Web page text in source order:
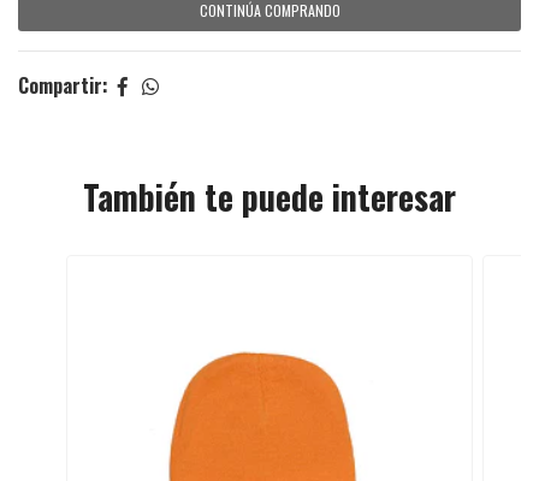
CONTINÚA COMPRANDO
Compartir:
También te puede interesar